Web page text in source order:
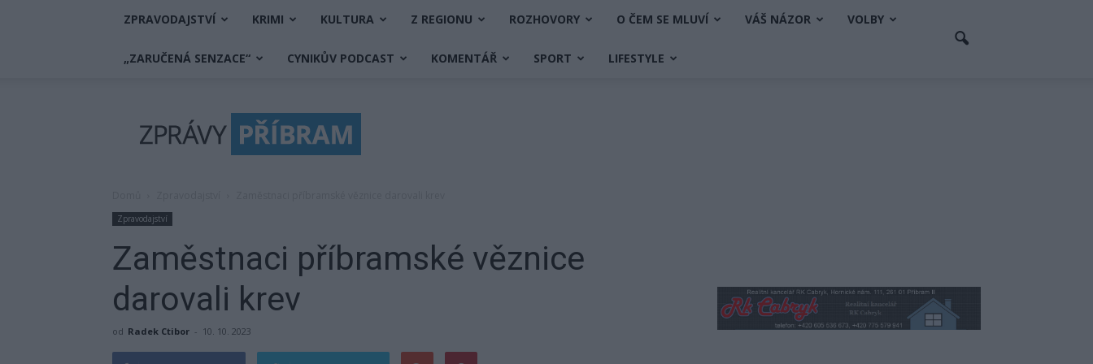
ZPRAVODAJSTVÍ KRIMI KULTURA Z REGIONU ROZHOVORY O ČEM SE MLUVÍ VÁŠ NÁZOR VOLBY
„ZARUČENÁ SENZACE“ CYNIKŮV PODCAST KOMENTÁŘ SPORT LIFESTYLE
Příbram
Zpravodajství
Zaměstnaci příbramské věznice
darovali krev
od Radek Ctibor - 10. 10. 2023